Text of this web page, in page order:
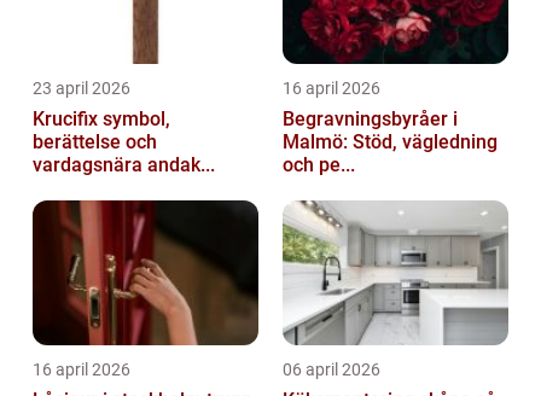
23 april 2026
Krucifix symbol,
berättelse och
vardagsnära andak...
16 april 2026
Begravningsbyråer i
Malmö: Stöd, vägledning
och pe...
16 april 2026 06 april 2026